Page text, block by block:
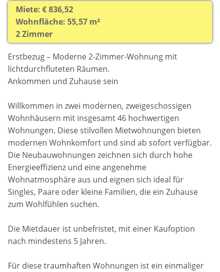
Miete: € 836,52
Wohnfläche: 55,57 m²
2 Zimmer
Erstbezug – Moderne 2-Zimmer-Wohnung mit
lichtdurchfluteten Räumen.
Ankommen und Zuhause sein
Willkommen in zwei modernen, zweigeschossigen
Wohnhäusern mit insgesamt 46 hochwertigen
Wohnungen. Diese stilvollen Mietwohnungen bieten
modernen Wohnkomfort und sind ab sofort verfügbar.
Die Neubauwohnungen zeichnen sich durch hohe
Energieeffizienz und eine angenehme
Wohnatmosphäre aus und eignen sich ideal für
Singles, Paare oder kleine Familien, die ein Zuhause
zum Wohlfühlen suchen.
Die Mietdauer ist unbefristet, mit einer Kaufoption
nach mindestens 5 Jahren.
Für diese traumhaften Wohnungen ist ein einmaliger